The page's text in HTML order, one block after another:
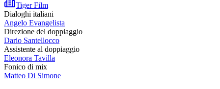
Tiger Film
Dialoghi italiani
Angelo Evangelista
Direzione del doppiaggio
Dario Santellocco
Assistente al doppiaggio
Eleonora Tavilla
Fonico di mix
Matteo Di Simone